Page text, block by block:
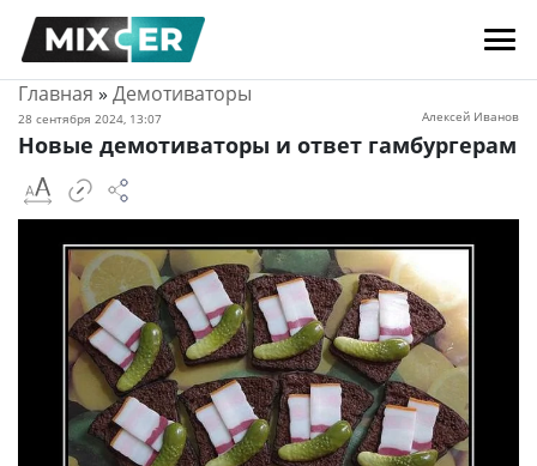
Главная » Демотиваторы
28 сентября 2024, 13:07 Алексей Иванов
Новые демотиваторы и ответ гамбургерам